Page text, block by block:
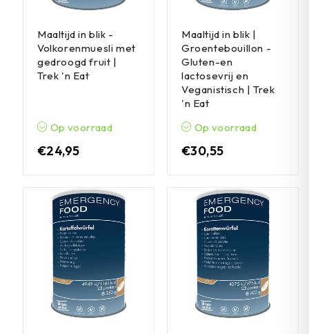
Maaltijd in blik -
Volkorenmuesli met
gedroogd fruit |
Trek 'n Eat
Op voorraad
€24,95
Maaltijd in blik |
Groentebouillon -
Gluten-en
lactosevrij en
Veganistisch | Trek
'n Eat
Op voorraad
€30,55